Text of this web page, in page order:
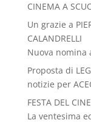
CINEMA A
Un grazie a
CALANDRELLI
Nuova nomina
Proposta di
notizie per
FESTA DEL
La ventesima